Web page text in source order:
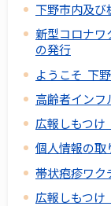
下野市内及び
新型コロナワ
の発行
ようこそ 下
高齢者インフ
広報しもつけ
個人情報の取
帯状疱疹ワク
広報しもつけ